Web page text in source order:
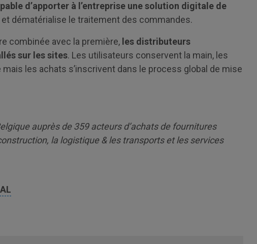
d’apporter à l’entreprise une solution digitale de
dématérialise le traitement des commandes.
combinée avec la première, les distributeurs
sur les sites. Les utilisateurs conservent la main, les
les achats s’inscrivent dans le process global de mise
auprès de 359 acteurs d’achats de fournitures
la logistique & les transports et les services